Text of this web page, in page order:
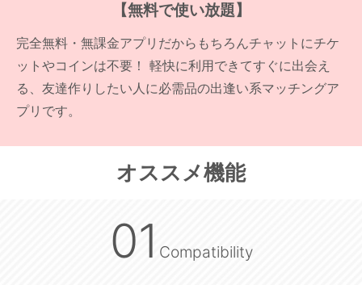
【無料で使い放題】
完全無料・無課金アプリだからもちろんチャットにチケ
ットやコインは不要！ 軽快に利用できてすぐに出会え
る、友達作りしたい人に必需品の出逢い系マッチングア
プリです。
オススメ機能
01 Compatibility